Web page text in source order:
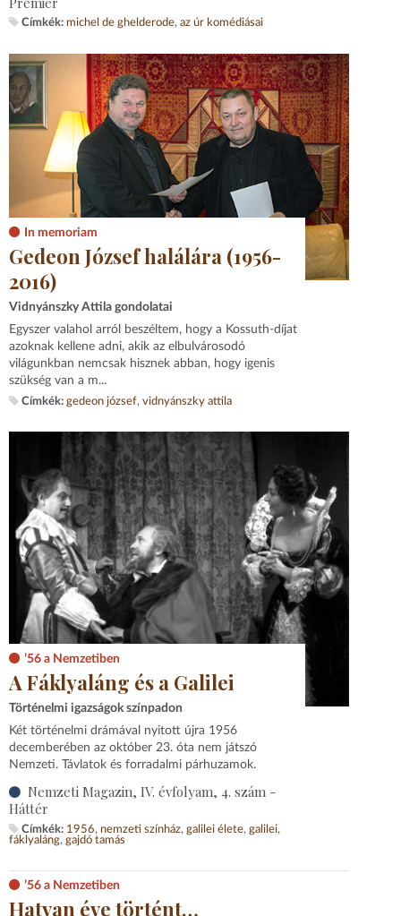
Címkék: michel de ghelderode az úr komédiásai
In memoriam
Gedeon József halálára (1956-
2016)
Vidnyánszky Attila gondolatai
Egyszer valahol arról beszéltem, hogy a Kossuth-díjat
azoknak kellene adni, akik az elbulvárosodó
világunkban nemcsak hisznek abban, hogy igenis
szükség van a m...
Címkék: gedeon józsef vidnyánszky attila
’56 a Nemzetiben
A Fáklyaláng és a Galilei
Történelmi igazságok színpadon
Két történelmi drámával nyitott újra 1956
decemberében az október 23. óta nem játszó
Nemzeti. Távlatok és forradalmi párhuzamok.
Nemzeti Magazin, IV. évfolyam, 4. szám -
Háttér
Címkék: 1956 nemzeti színház galilei élete galilei
fáklyaláng gajdó tamás
’56 a Nemzetiben
Hatvan éve történt…